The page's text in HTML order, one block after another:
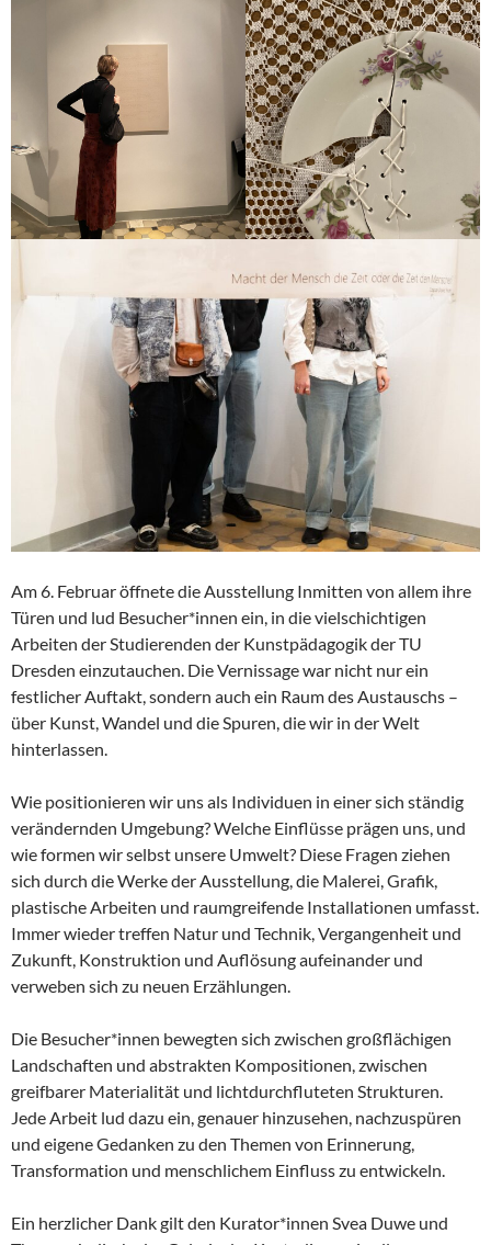
Am 6. Februar öffnete die Ausstellung Inmitten von allem ihre
Türen und lud Besucher*innen ein, in die vielschichtigen
Arbeiten der Studierenden der Kunstpädagogik der TU
Dresden einzutauchen. Die Vernissage war nicht nur ein
festlicher Auftakt, sondern auch ein Raum des Austauschs –
über Kunst, Wandel und die Spuren, die wir in der Welt
hinterlassen.
Wie positionieren wir uns als Individuen in einer sich ständig
verändernden Umgebung? Welche Einflüsse prägen uns, und
wie formen wir selbst unsere Umwelt? Diese Fragen ziehen
sich durch die Werke der Ausstellung, die Malerei, Grafik,
plastische Arbeiten und raumgreifende Installationen umfasst.
Immer wieder treffen Natur und Technik, Vergangenheit und
Zukunft, Konstruktion und Auflösung aufeinander und
verweben sich zu neuen Erzählungen.
Die Besucher*innen bewegten sich zwischen großflächigen
Landschaften und abstrakten Kompositionen, zwischen
greifbarer Materialität und lichtdurchfluteten Strukturen.
Jede Arbeit lud dazu ein, genauer hinzusehen, nachzuspüren
und eigene Gedanken zu den Themen von Erinnerung,
Transformation und menschlichem Einfluss zu entwickeln.
Ein herzlicher Dank gilt den Kurator*innen Svea Duwe und